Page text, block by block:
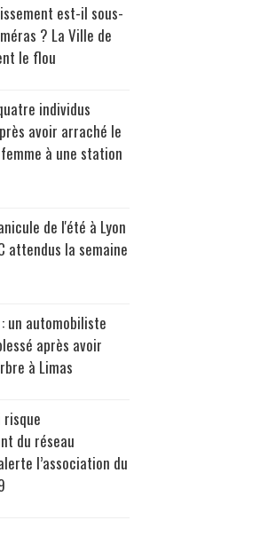
est-il sous-
? La Ville de
le flou
individus
avoir arraché le
à une station
de l'été à Lyon
attendus la semaine
un automobiliste
après avoir
à Limas
risque
du réseau
l’association du